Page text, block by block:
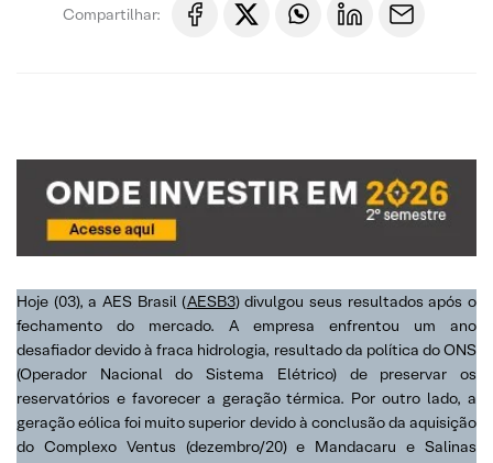
Compartilhar:
Hoje (03), a AES Brasil (AESB3) divulgou seus resultados após o
fechamento do mercado. A empresa enfrentou um ano
desafiador devido à fraca hidrologia, resultado da política do ONS
(Operador Nacional do Sistema Elétrico) de preservar os
reservatórios e favorecer a geração térmica. Por outro lado, a
geração eólica foi muito superior devido à conclusão da aquisição
do Complexo Ventus (dezembro/20) e Mandacaru e Salinas